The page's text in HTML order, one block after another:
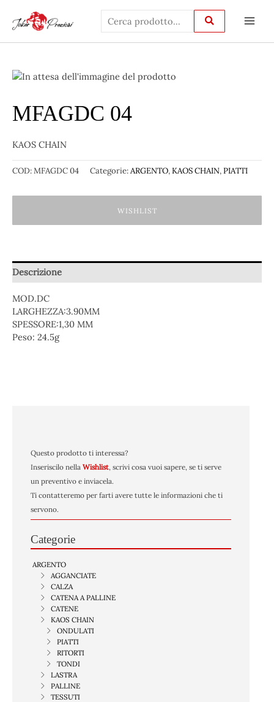
contenuto
Questo prodotto ti interessa?
Inseriscilo nella Wishlist, scrivi cosa vuoi sapere, se ti serve
un preventivo e inviacela.
Ti contatteremo per farti avere tutte le informazioni che ti
servono.
Categorie
ARGENTO
AGGANCIATE
CALZA
CATENA A PALLINE
CATENE
KAOS CHAIN
ONDULATI
PIATTI
RITORTI
TONDI
LASTRA
PALLINE
TESSUTI
MFAGDC 04
KAOS CHAIN
COD:MFAGDC 04 Categorie:ARGENTO,KAOS CHAIN,PIATTI
WISHLIST
Descrizione
MOD.DC
LARGHEZZA:3.90MM
SPESSORE:1,30 MM
Peso: 24.5g